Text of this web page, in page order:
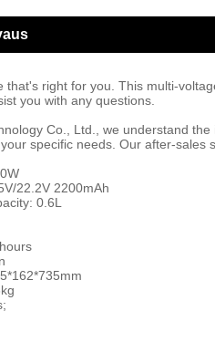
that's right for you. This multi-
you with any questions.
Co., Ltd., we understand
specific needs. Our after-sales
22.2V 2200mAh
0.6L